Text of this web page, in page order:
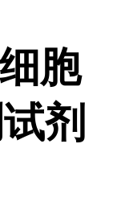
胞
剂